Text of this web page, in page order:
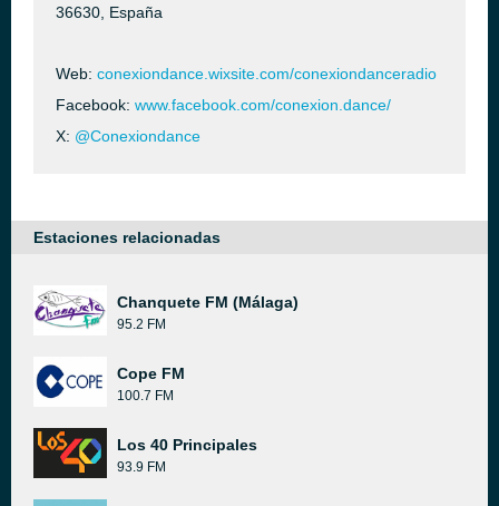
36630, España
Web: conexiondance.wixsite.com/conexiondanceradio
Facebook: www.facebook.com/conexion.dance/
X: @Conexiondance
Estaciones relacionadas
Chanquete FM (Málaga)
95.2 FM
Cope FM
100.7 FM
Los 40 Principales
93.9 FM